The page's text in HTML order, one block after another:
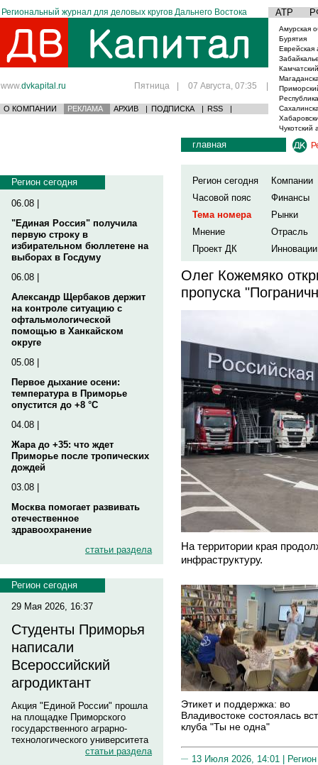
Региональный журнал для деловых кругов Дальнего Востока АТР
www.dvkapital.ru Пятница | 07 Августа, 07:35 |
О КОМПАНИИ РЕКЛАМА АРХИВ | ПОДПИСКА | RSS |
Амурская
Бурятия
Еврейская
Чукотский
Регион сегодня
06.08 |
"Единая Россия" получила
первую строку в
избирательном бюллетене на
выборах в Госдуму
06.08 |
Александр Щербаков держит
на контроле ситуацию с
офтальмологической
помощью в Ханкайском
округе
05.08 |
Первое дыхание осени:
температура в Приморье
опустится до +8 °C
04.08 |
Жара до +35: что ждет
Приморье после тропических
дождей
03.08 |
Москва помогает развивать
отечественное
здравоохранение
статьи раздела
Регион сегодня
29 Мая 2026, 16:37
Студенты Приморья
написали
Всероссийский
агродиктант
Акция "Единой России" прошла
на площадке Приморского
государственного аграрно-
технологического университета
статьи раздела
главная
Регион сегодня
Компании
Часовой пояс
Финансы
Тема номера
Рынки
Мнение
Отрасль
Проект ДК
Инновации
Олег Кожемяко
пропуска
На территории края
инфраструктуру.
Этикет и поддержка: во
Владивостоке состоялась
клуба "Ты не одна"
13 Июля 2026, 14:01 |